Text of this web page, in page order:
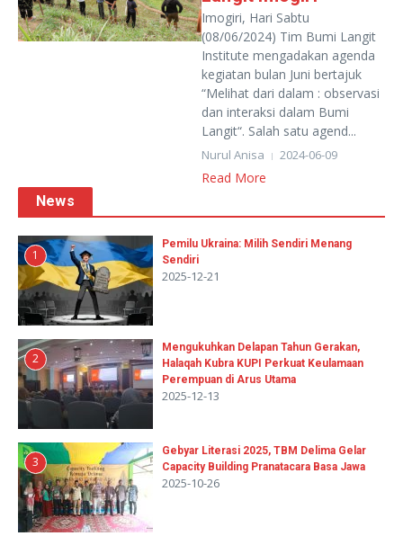
Imogiri, Hari Sabtu
(08/06/2024) Tim Bumi Langit
Institute mengadakan agenda
kegiatan bulan Juni bertajuk
“Melihat dari dalam : observasi
dan interaksi dalam Bumi
Langit“. Salah satu agend...
Nurul Anisa 2024-06-09
Read More
News
1
Pemilu Ukraina: Milih Sendiri Menang
Sendiri
2025-12-21
2
Mengukuhkan Delapan Tahun Gerakan,
Halaqah Kubra KUPI Perkuat Keulamaan
Perempuan di Arus Utama
2025-12-13
3
Gebyar Literasi 2025, TBM Delima Gelar
Capacity Building Pranatacara Basa Jawa
2025-10-26